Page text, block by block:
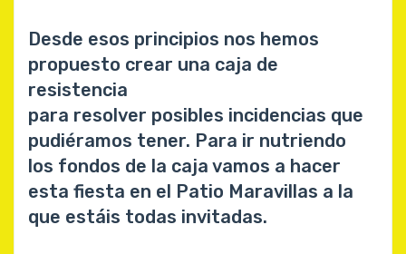
Desde esos principios nos hemos
propuesto crear una caja de
resistencia
para resolver posibles incidencias que
pudiéramos tener. Para ir nutriendo
los fondos de la caja vamos a hacer
esta fiesta en el Patio Maravillas a la
que estáis todas invitadas.